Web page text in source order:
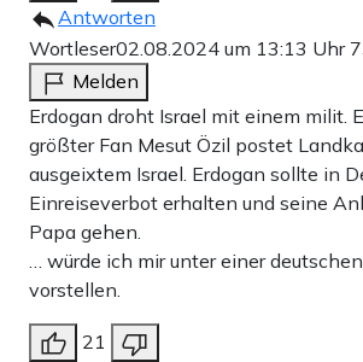
Antworten
Wortleser02.08.2024 um 13:13 Uhr
Melden
Erdogan droht Israel mit einem milit.
größter Fan Mesut Özil postet
ausgeixtem Israel. Erdogan sollte in
Einreiseverbot erhalten und seine
Papa gehen.
… würde ich mir unter einer
vorstellen.
21